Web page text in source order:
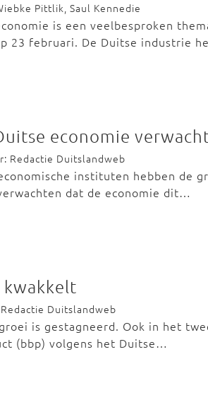
Pittlik, Saul Kennedie
is een veelbesproken
23 februari. De Duitse industrie
economie
Redactie Duitslandweb
instituten hebben de
dat de economie dit…
kwakkelt
Duitslandweb
is gestagneerd. Ook in het
(bbp) volgens het Duitse…